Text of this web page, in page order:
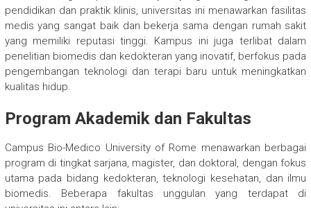
pendidikan dan praktik klinis, universitas ini menawarkan fasilitas
medis yang sangat baik dan bekerja sama dengan rumah sakit
yang memiliki reputasi tinggi. Kampus ini juga terlibat dalam
penelitian biomedis dan kedokteran yang inovatif, berfokus pada
pengembangan teknologi dan terapi baru untuk meningkatkan
kualitas hidup.
Program Akademik dan Fakultas
Campus Bio-Medico University of Rome menawarkan berbagai
program di tingkat sarjana, magister, dan doktoral, dengan fokus
utama pada bidang kedokteran, teknologi kesehatan, dan ilmu
biomedis. Beberapa fakultas unggulan yang terdapat di